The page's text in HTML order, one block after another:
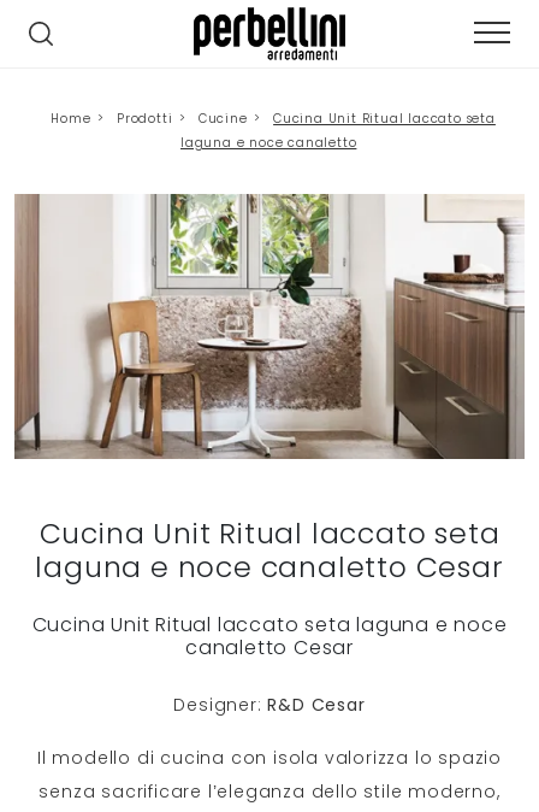
Home > Prodotti > Cucine >
Cucina Unit Ritual laccato seta
laguna e noce canaletto
Cucina Unit Ritual laccato seta
laguna e noce canaletto Cesar
Cucina Unit Ritual laccato seta laguna e noce
canaletto Cesar
Designer:R&D Cesar
Il modello di cucina con isola valorizza lo spazio
senza sacrificare l’eleganza dello stile moderno,